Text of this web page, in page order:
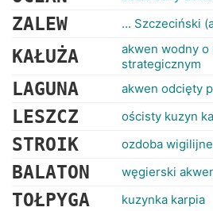
ZALEW ... Szczeciński
KAŁUŻA
akwen wodny o
strategicznym
LAGUNA akwen odcięty
LESZCZ ościsty kuzyn
STROIK ozdoba
BALATON węgierski
TOŁPYGA kuzynka karpia